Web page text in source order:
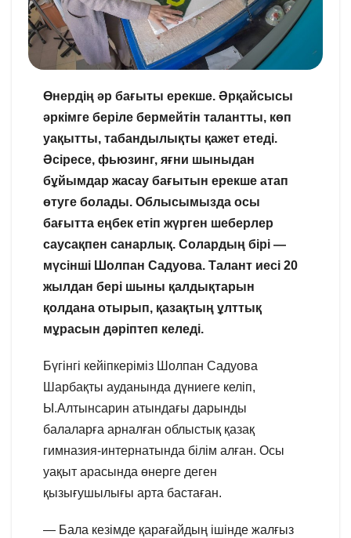
Өнердің әр бағыты ерекше. Әрқайсысы
әркімге беріле бермейтін талантты, көп
уақытты, табандылықты қажет етеді.
Әсіресе, фьюзинг, яғни шыныдан
бұйымдар жасау бағытын ерекше атап
өтуге болады. Облысымызда осы
бағытта еңбек етіп жүрген шеберлер
саусақпен санарлық. Солардың бірі —
мүсінші Шолпан Садуова. Талант иесі 20
жылдан бері шыны қалдықтарын
қолдана отырып, қазақтың ұлттық
мұрасын дәріптеп келеді.
Бүгінгі кейіпкеріміз Шолпан Садуова
Шарбақты ауданында дүниеге келіп,
Ы.Алтынсарин атындағы дарынды
балаларға арналған облыстық қазақ
гимназия-интернатында білім алған. Осы
уақыт арасында өнерге деген
қызығушылығы арта бастаған.
— Бала кезімде қарағайдың ішінде жалғыз